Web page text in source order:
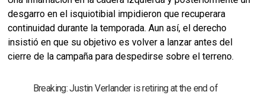
desgarro en el isquiotibial impidieron que recuperara
continuidad durante la temporada. Aun así, el derecho
insistió en que su objetivo es volver a lanzar antes del
cierre de la campaña para despedirse sobre el terreno.
Breaking: Justin Verlander is retiring at the end of